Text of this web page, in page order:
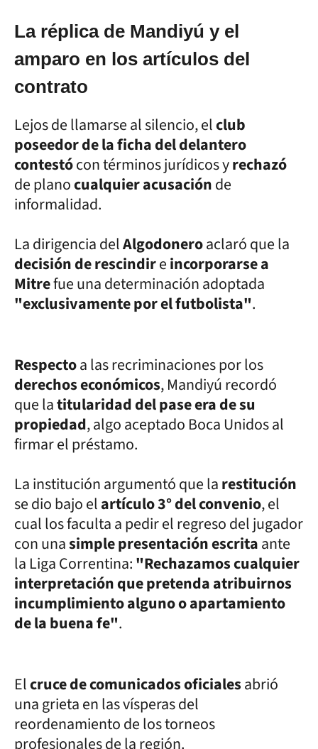
La réplica de Mandiyú y el
amparo en los artículos del
contrato
Lejos de llamarse al silencio, elclub
poseedor de la ficha del delantero
contestócon términos jurídicos yrechazó
de planocualquier acusaciónde
informalidad.
La dirigencia delAlgodoneroaclaró que la
decisión de rescindireincorporarse a
Mitrefue una determinación adoptada
"exclusivamente por el futbolista".
Respectoa las recriminaciones por los
derechos económicos, Mandiyú recordó
que latitularidad del pase era de su
propiedad, algo aceptado Boca Unidos al
firmar el préstamo.
La institución argumentó que larestitución
se dio bajo elartículo 3° del convenio, el
cual los faculta a pedir el regreso del jugador
con unasimple presentación escritaante
la Liga Correntina:"Rechazamos cualquier
interpretación que pretenda atribuirnos
incumplimiento alguno o apartamiento
de la buena fe".
Elcruce de comunicados oficialesabrió
una grieta en las vísperas del
reordenamiento de los torneos
profesionales de la región.